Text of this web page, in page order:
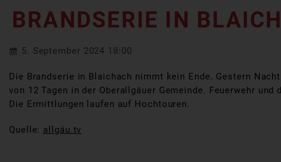
BRANDSERIE IN
5. September 2024 18:00
Die Brandserie in Blaichach nimmt kein Ende. Gestern
von 12 Tagen in der Oberallgäuer Gemeinde. Feuerwehr
Die Ermittlungen laufen auf Hochtouren.
Quelle: allgäu.tv